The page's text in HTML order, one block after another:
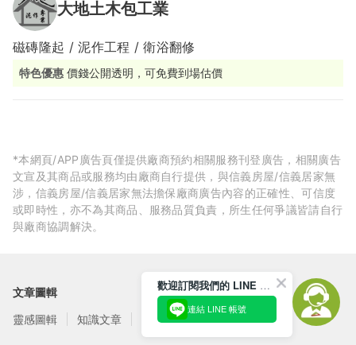
大地土木包工業
磁磚隆起 / 泥作工程 / 衛浴翻修
特色優惠 價錢公開透明，可免費到場估價
*本網頁/APP廣告頁僅提供廠商預約相關服務刊登廣告，相關廣告
文宣及其商品或服務均由廠商自行提供，與信義房屋/信義居家無
涉，信義房屋/信義居家無法擔保廠商廣告內容的正確性、可信度
或即時性，亦不為其商品、服務品質負責，所生任何爭議皆請自行
與廠商協調解決。
文章圖輯
靈感圖輯
知識文章 訂閱電子報
歡迎訂閱我們的 LINE 官方帳號
連結 LINE 帳號